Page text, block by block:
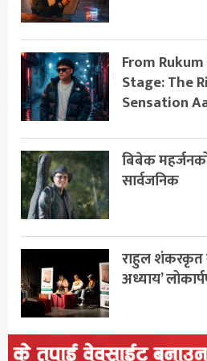
From
Stage: The
Sensation
बिबेक महर्जनको
सार्वजनिक
राहुल शंकरकृत
अध्याय’